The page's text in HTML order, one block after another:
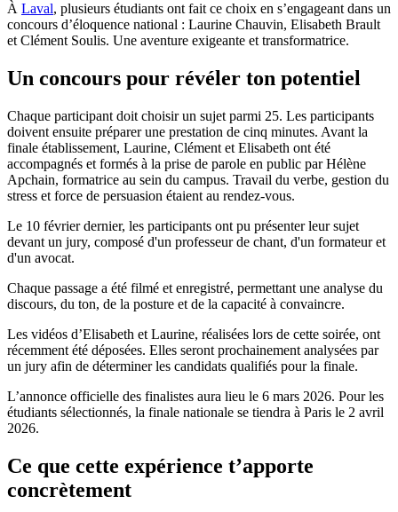
À Laval, plusieurs étudiants ont fait ce choix en s’engageant dans un
concours d’éloquence national : Laurine Chauvin, Elisabeth Brault
et Clément Soulis. Une aventure exigeante et transformatrice.
Un concours pour révéler ton potentiel
Chaque participant doit choisir un sujet parmi 25. Les participants
doivent ensuite préparer une prestation de cinq minutes. Avant la
finale établissement, Laurine, Clément et Elisabeth ont été
accompagnés et formés à la prise de parole en public par Hélène
Apchain, formatrice au sein du campus. Travail du verbe, gestion du
stress et force de persuasion étaient au rendez-vous.
Le 10 février dernier, les participants ont pu présenter leur sujet
devant un jury, composé d'un professeur de chant, d'un formateur et
d'un avocat.
Chaque passage a été filmé et enregistré, permettant une analyse du
discours, du ton, de la posture et de la capacité à convaincre.
Les vidéos d’Elisabeth et Laurine, réalisées lors de cette soirée, ont
récemment été déposées. Elles seront prochainement analysées par
un jury afin de déterminer les candidats qualifiés pour la finale.
L’annonce officielle des finalistes aura lieu le 6 mars 2026. Pour les
étudiants sélectionnés, la finale nationale se tiendra à Paris le 2 avril
2026.
Ce que cette expérience t’apporte
concrètement